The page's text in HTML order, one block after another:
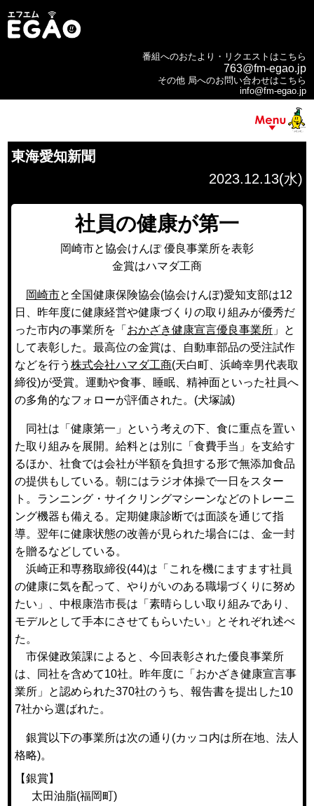
番組へのおたより・リクエストはこちら
763@fm-egao.jp
その他 局へのお問い合わせはこちら
info@fm-egao.jp
東海愛知新聞
2023.12.13(水)
社員の健康が第一
岡崎市と協会けんぽ 優良事業所を表彰
金賞はハマダ工商
岡崎市と全国健康保険協会(協会けんぽ)愛知支部は12
日、昨年度に健康経営や健康づくりの取り組みが優秀だ
った市内の事業所を「 おかざき健康宣言優良事業所 」と
して表彰した。最高位の金賞は、自動車部品の受注試作
などを行う株式会社ハマダ工商(天白町、浜崎幸男代表取
締役)が受賞。運動や食事、睡眠、精神面といった社員へ
の多角的なフォローが評価された。(犬塚誠)
同社は「健康第一」という考えの下、食に重点を置い
た取り組みを展開。給料とは別に「食費手当」を支給す
るほか、社食では会社が半額を負担する形で無添加食品
の提供もしている。朝にはラジオ体操で一日をスター
ト。ランニング・サイクリングマシーンなどのトレーニ
ング機器も備える。定期健康診断では面談を通じて指
導。翌年に健康状態の改善が見られた場合には、金一封
を贈るなどしている。
浜崎正和専務取締役(44)は「これを機にますます社員
の健康に気を配って、やりがいのある職場づくりに努め
たい」、中根康浩市長は「素晴らしい取り組みであり、
モデルとして手本にさせてもらいたい」とそれぞれ述べ
た。
市保健政策課によると、今回表彰された優良事業所
は、同社を含めて10社。昨年度に「おかざき健康宣言事
業所」と認められた370社のうち、報告書を提出した10
7社から選ばれた。
銀賞以下の事業所は次の通り(カッコ内は所在地、法人
格略)。
【銀賞】
太田油脂(福岡町)